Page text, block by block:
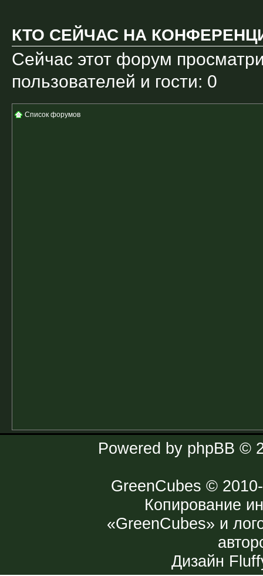
КТО СЕЙЧАС НА
Сейчас этот форум
пользователей и гости: 0
Список форумов
Powered by phpBB ©
GreenCubes ©
Копирование
«GreenCubes» и
Дизайн